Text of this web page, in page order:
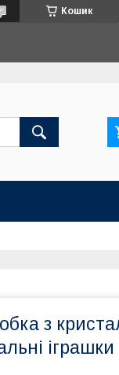
Кошик
з
іграшки